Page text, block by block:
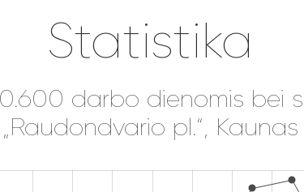
Statistika
darbo dienomis bei
„Raudondvario pl.“, Kaunas